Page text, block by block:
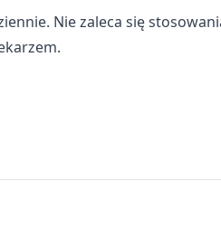
Nie zaleca się
żądanych informacji